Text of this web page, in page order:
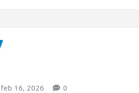
feb 16, 2026 0